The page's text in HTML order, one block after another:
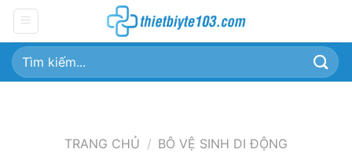
Chuyển
đến
nội
dung
Tìm
kiếm:
TRANG CHỦ / BÔ VỆ SINH DI ĐỘNG